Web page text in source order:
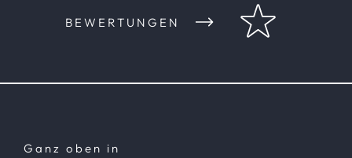
BEWERTUNGEN
Ganz oben in